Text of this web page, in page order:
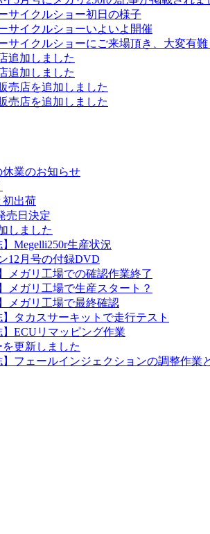
サイクルショー初日の様子
サイクルショーいよいよ開催
サイクルショーにご来場頂き、大変有難
追加しました
追加しました
売店を追加しました
売店を追加しました
業のお知らせ
初出荷
売日決定
しました
】Megelli250r生産状況
12月号の付録DVD
メガリ工場での確認作業終了
メガリ工場で生産スタート？
メガリ工場で最終確認
】タカスサーキットで走行テスト
】ECUリマッピング作業
更新しました
】フェールインジェクションの調整作業